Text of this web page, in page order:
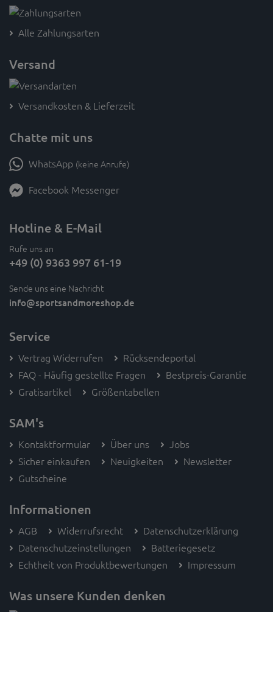
Alle Zahlungsarten
Versand
Versandkosten & Lieferzeit
Chatte mit uns
WhatsApp (keine Anrufe)
Facebook Messenger
Hotline & E-Mail
Rufe uns an
+49 (0) 9363 997 61-19
Sende uns eine Nachricht
info@sportsandmoreshop.de
Service
Vertrag Widerrufen
Rücksendeportal
FAQ - Häufig gestellte Fragen
Bestpreis-Garantie
Gratisartikel
Größentabellen
SAM's
Kontaktformular Über uns
Jobs
Sicher einkaufen
Neuigkeiten
Newsletter
Gutscheine
Informationen
AGB Widerrufsrecht
Datenschutzerklärung
Datenschutzeinstellungen
Batteriegesetz
Echtheit von Produktbewertungen
Impressum
Was unsere Kunden denken